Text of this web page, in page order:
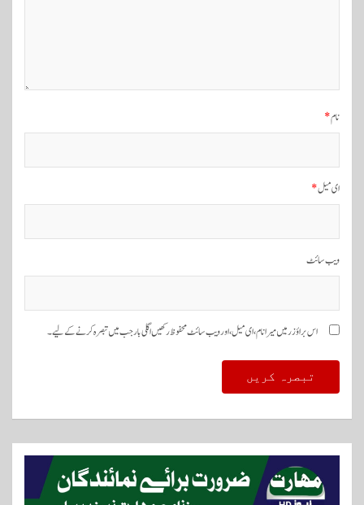
ن
نام*
ای میل*
ویب‌ سائٹ
اس براؤزر میں میرا نام، ای میل، اور ویب سائٹ محفوظ رکھیں اگلی بار جب میں تبصرہ کرنے کےلیے۔